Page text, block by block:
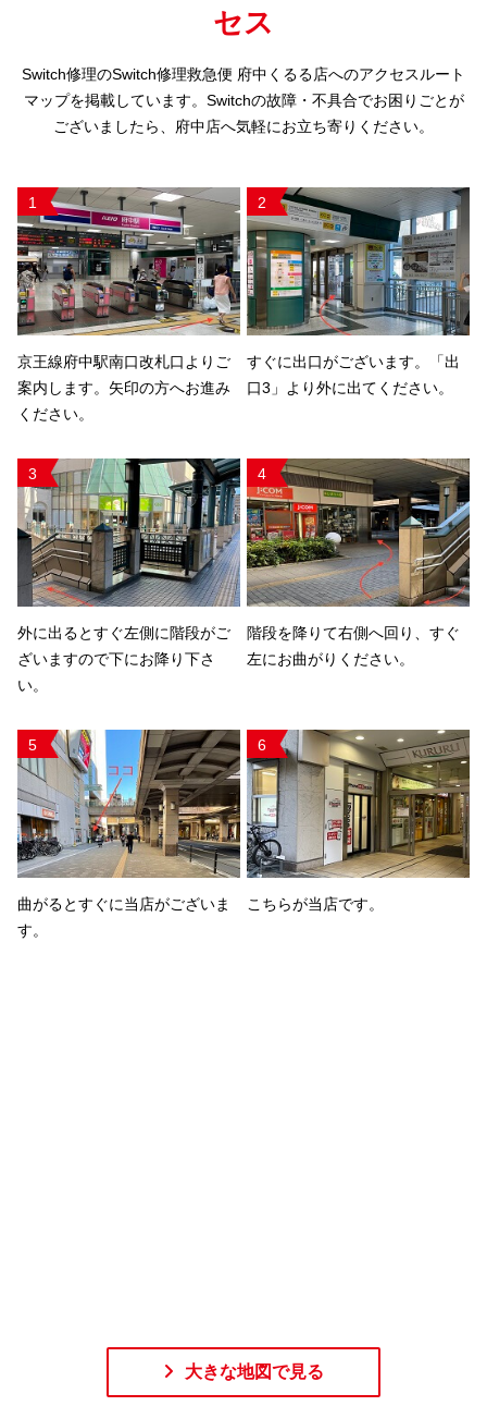
セス
Switch修理のSwitch修理救急便 府中くるる店へのアクセスルート
マップを掲載しています。Switchの故障・不具合でお困りごとが
ございましたら、府中店へ気軽にお立ち寄りください。
1
京王線府中駅南口改札口よりご
案内します。矢印の方へお進み
ください。
2
すぐに出口がございます。「出
口3」より外に出てください。
3
外に出るとすぐ左側に階段がご
ざいますので下にお降り下さ
い。
4
階段を降りて右側へ回り、すぐ
左にお曲がりください。
5
曲がるとすぐに当店がございま
す。
6
こちらが当店です。
大きな地図で見る